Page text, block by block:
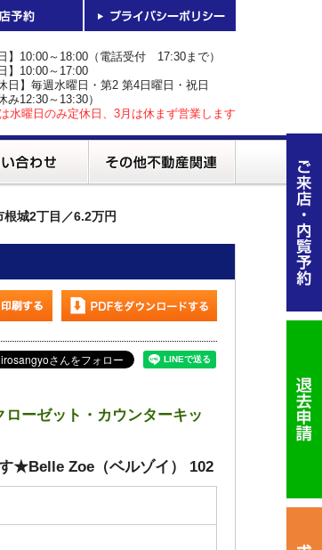
日】10:00～18:00（電話受付 17:30まで）
】10:00～17:00
日】毎週水曜日・第2 第4日曜日・祝日
み12:30～13:30）
水曜日のみ定休日、3月は休まず営業します
根城2丁目／6.2万円
ーゼット・カウンターキッ
★Belle Zoe（ベルゾイ） 102